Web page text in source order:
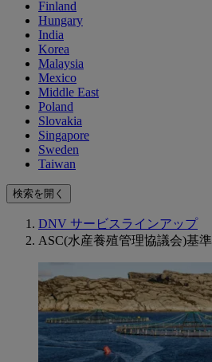
Finland
Hungary
India
Korea
Malaysia
Mexico
Middle East
Poland
Slovakia
Singapore
Sweden
Taiwan
検索を開く
DNV サービスラインアップ
ASC(水産養殖管理協議会)基準